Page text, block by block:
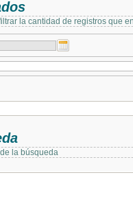
la cantidad de registros que
la búsqueda